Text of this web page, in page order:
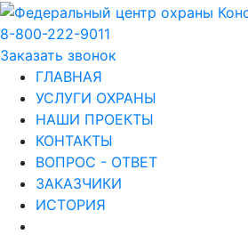
8-800-222-9011
Заказать звонок
ГЛАВНАЯ
УСЛУГИ ОХРАНЫ
НАШИ ПРОЕКТЫ
КОНТАКТЫ
ВОПРОС - ОТВЕТ
ЗАКАЗЧИКИ
ИСТОРИЯ